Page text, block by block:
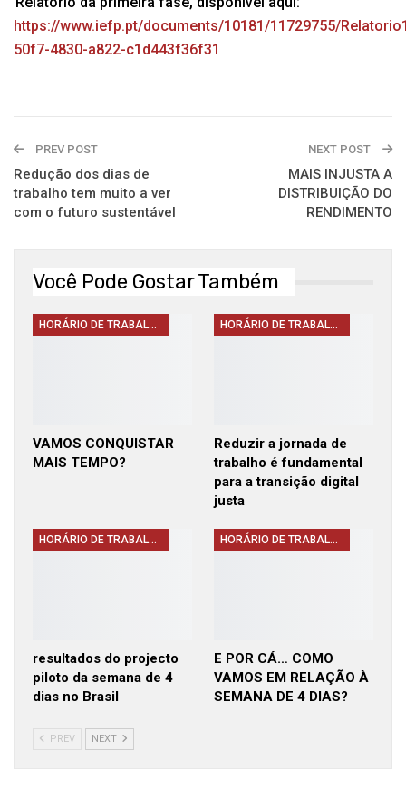
https://www.iefp.pt/documents/10181/11729755/
50f7-4830-a822-c1d443f36f31
PREV POST
Redução dos dias de
trabalho tem muito a ver
com o futuro sustentável
NEXT POST
MAIS INJUSTA A
DISTRIBUIÇÃO DO
RENDIMENTO
Você Pode Gostar Também
HORÁRIO DE TRABALHO
VAMOS CONQUISTAR
MAIS TEMPO?
HORÁRIO DE TRABALHO
Reduzir a jornada de
trabalho é fundamental
para a transição digital
justa
HORÁRIO DE TRABALHO
resultados do projecto
piloto da semana de 4
dias no Brasil
HORÁRIO DE TRABALHO
E POR CÁ… COMO
VAMOS EM RELAÇÃO À
SEMANA DE 4 DIAS?
PREV NEXT